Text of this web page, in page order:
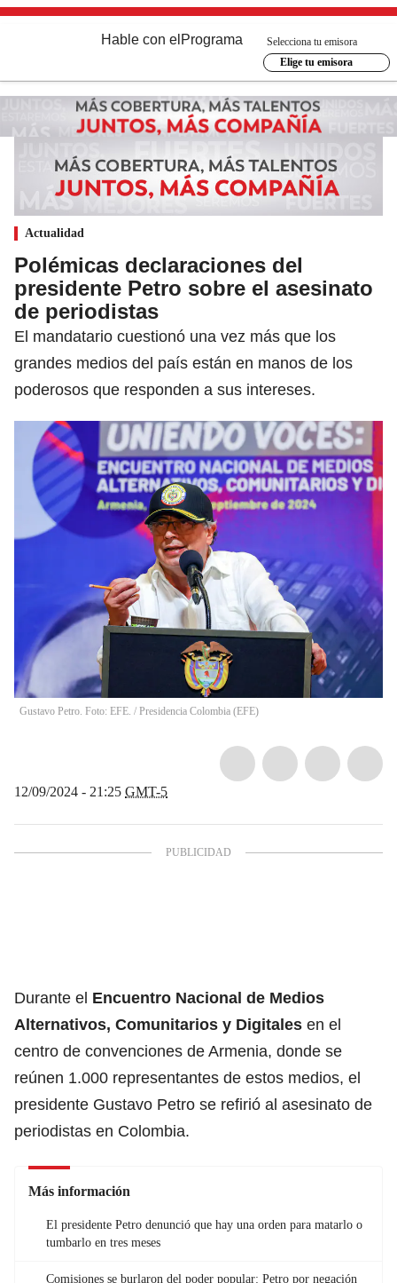
Hable con el Programa
Selecciona tu emisora
Elige tu emisora
Actualidad
Polémicas declaraciones del
presidente Petro sobre el asesinato
de periodistas
El mandatario cuestionó una vez más que los
grandes medios del país están en manos de los
poderosos que responden a sus intereses.
Gustavo Petro. Foto: EFE. / Presidencia Colombia (EFE)
12/09/2024 - 21:25 GMT-5
Durante el Encuentro Nacional de Medios
Alternativos, Comunitarios y Digitales en el
centro de convenciones de Armenia, donde se
reúnen 1.000 representantes de estos medios, el
presidente Gustavo Petro se refirió al asesinato de
periodistas en Colombia.
Más información
El presidente Petro denunció que hay una orden para matarlo o
tumbarlo en tres meses
Comisiones se burlaron del poder popular: Petro por negación